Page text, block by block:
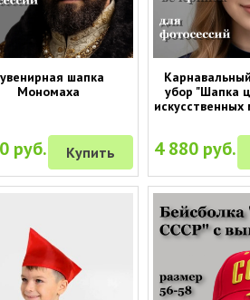
шапка
Мономаха
руб. Купить
убор "Шапка
4 880 руб.